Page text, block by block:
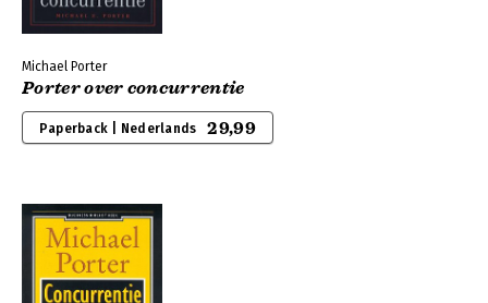
Michael Porter
Porter over concurrentie
Paperback | Nederlands 29,99